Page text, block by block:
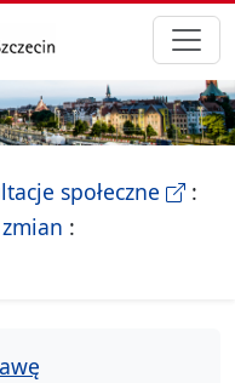
Publicznej
społeczne-
Miasta Szczecin